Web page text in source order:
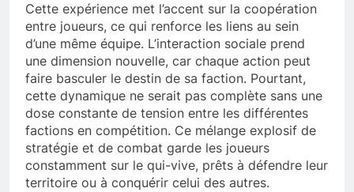
Cette expérience met l’accent sur la coopération
entre joueurs, ce qui renforce les liens au sein
d’une même équipe. L’interaction sociale prend
une dimension nouvelle, car chaque action peut
faire basculer le destin de sa faction. Pourtant,
cette dynamique ne serait pas complète sans une
dose constante de tension entre les différentes
factions en compétition. Ce mélange explosif de
stratégie et de combat garde les joueurs
constamment sur le qui-vive, prêts à défendre leur
territoire ou à conquérir celui des autres.